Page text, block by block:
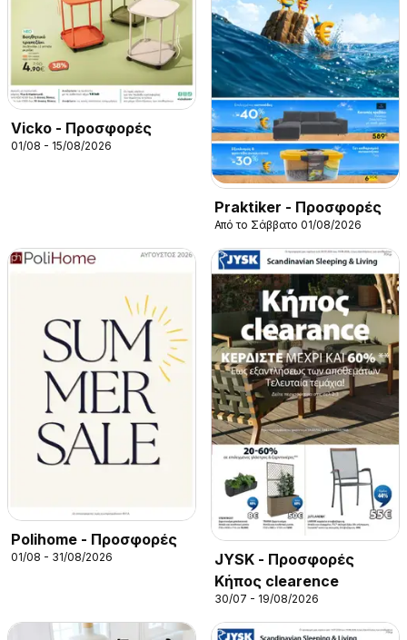
Vicko - Προσφορές
01/08 - 15/08/2026
Praktiker - Προσφορές
Από το Σάββατο 01/08/2026
Polihome - Προσφορές
01/08 - 31/08/2026
JYSK - Προσφορές
Κήπος clearence
30/07 - 19/08/2026